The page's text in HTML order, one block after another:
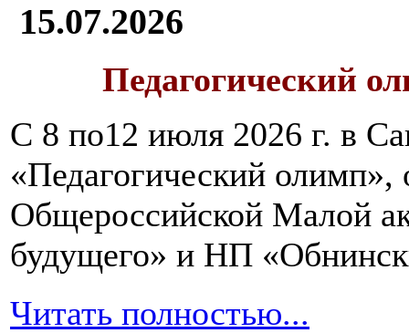
15.07.2026
Педагогический
С 8 по12 июля 2026 г. в
«Педагогический олимп»,
Общероссийской Малой
будущего» и НП
Читать полностью...